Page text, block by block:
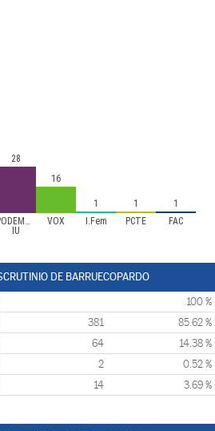
IU
VOX I.Fem PCTE FAC
28
16
1 1 1
DE BARRUECOPARDO
100 %
381 85.62 %
64 14.38 %
2 0.52 %
14 3.69 %